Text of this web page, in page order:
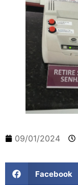
09/01/2024
Facebook